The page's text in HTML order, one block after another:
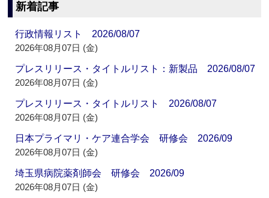
新着記事
行政情報リスト 2026/08/07
2026年08月07日 (金)
プレスリリース・タイトルリスト：新製品 2026/08/07
2026年08月07日 (金)
プレスリリース・タイトルリスト 2026/08/07
2026年08月07日 (金)
日本プライマリ・ケア連合学会 研修会 2026/09
2026年08月07日 (金)
埼玉県病院薬剤師会 研修会 2026/09
2026年08月07日 (金)